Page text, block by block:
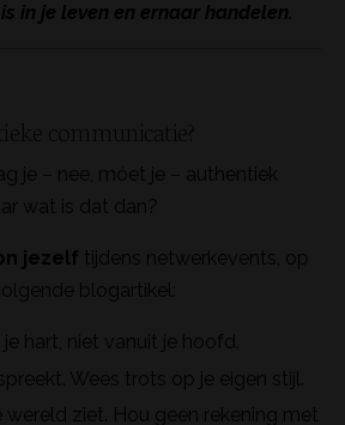
in je leven en ernaar handelen.
je – nee, móet je – authentiek
wat is dat dan?
jezelf tijdens netwerkevents, op
blogartikel:
hart, niet vanuit je hoofd.
Wees trots op je eigen stijl.
wereld ziet. Hou geen rekening met